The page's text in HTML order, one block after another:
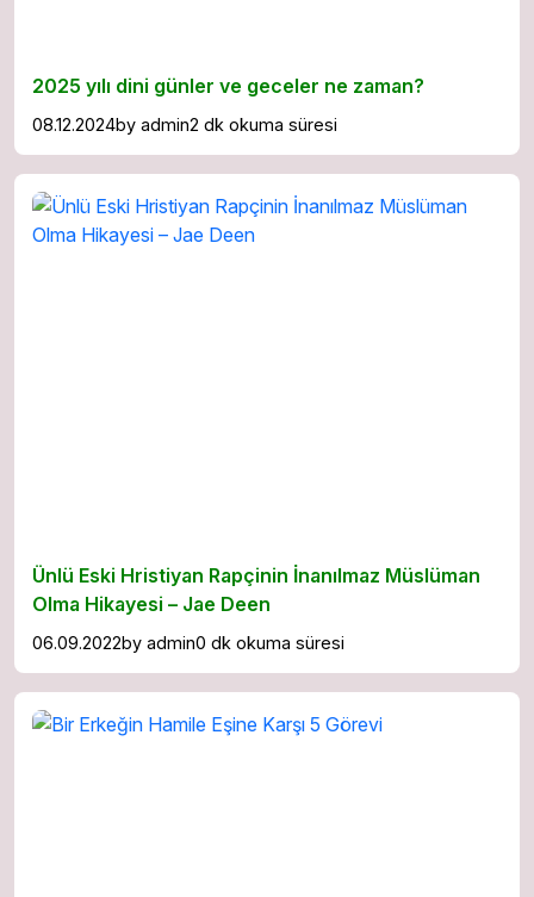
2025 yılı dini günler ve geceler ne zaman?
08.12.2024by admin2 dk okuma süresi
Ünlü Eski Hristiyan Rapçinin İnanılmaz Müslüman
Olma Hikayesi – Jae Deen
06.09.2022by admin0 dk okuma süresi